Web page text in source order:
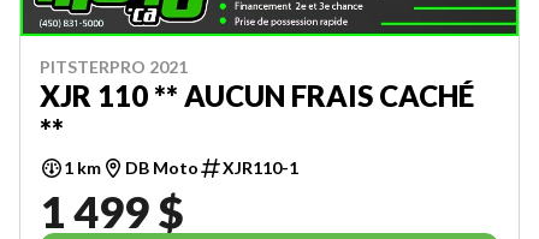
PITSTERPRO 2021
XJR 110 ** AUCUN FRAIS CACHÉ
**
1 km DB Moto XJR110-1
1 499 $